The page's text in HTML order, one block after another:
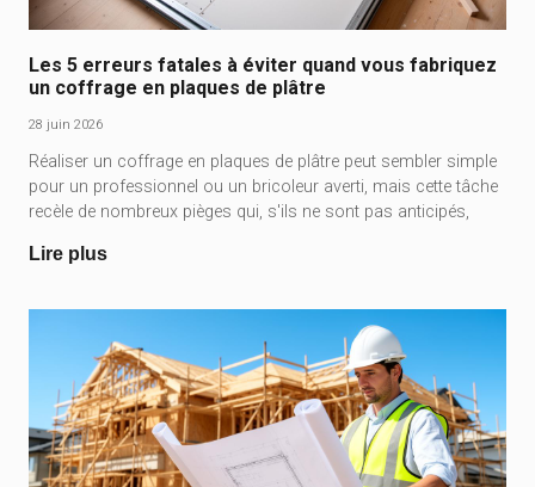
Les 5 erreurs fatales à éviter quand vous fabriquez
un coffrage en plaques de plâtre
28 juin 2026
Réaliser un coffrage en plaques de plâtre peut sembler simple
pour un professionnel ou un bricoleur averti, mais cette tâche
recèle de nombreux pièges qui, s'ils ne sont pas anticipés,
Lire plus